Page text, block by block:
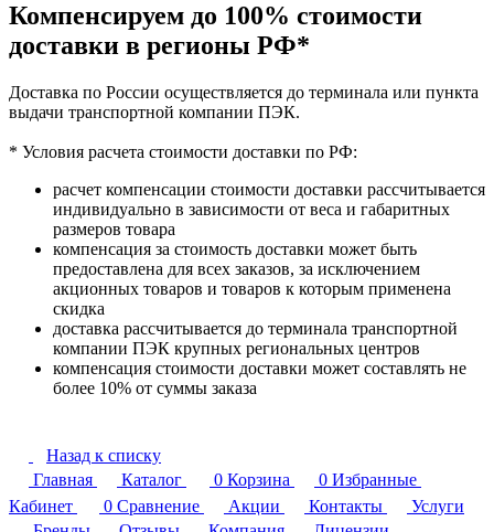
Компенсируем до 100% стоимости
доставки в регионы РФ*
Доставка по России осуществляется до терминала или пункта
выдачи транспортной компании ПЭК.
* Условия расчета стоимости доставки по РФ:
расчет компенсации стоимости доставки рассчитывается
индивидуально в зависимости от веса и габаритных
размеров товара
компенсация за стоимость доставки может быть
предоставлена для всех заказов, за исключением
акционных товаров и товаров к которым применена
скидка
доставка рассчитывается до терминала транспортной
компании ПЭК крупных региональных центров
компенсация стоимости доставки может составлять не
более 10% от суммы заказа
Назад к списку
Главная
Каталог 0 Корзина 0 Избранные
Кабинет
0 Сравнение Акции Контакты
Услуги